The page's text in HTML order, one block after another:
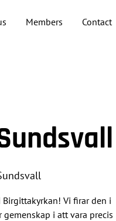
Members Contact
Vi firar den i
i att vara precis